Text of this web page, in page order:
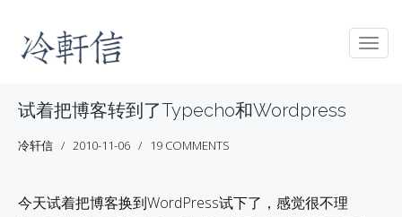
试着把博客转到了Typecho和Wordpress
冷轩信 2010-11-06 19 COMMENTS
今天试着把博客换到WordPress试下了，感觉很不理